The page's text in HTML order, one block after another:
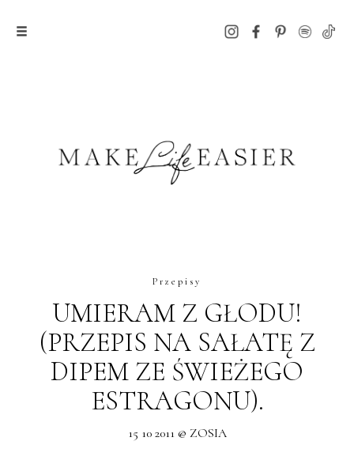
Przepisy
UMIERAM Z GŁODU!
(PRZEPIS NA SAŁATĘ Z
DIPEM ZE ŚWIEŻEGO
ESTRAGONU).
15 10 2011 @ ZOSIA